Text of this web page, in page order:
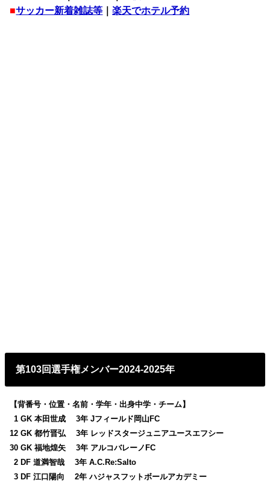
■サッカー新着雑誌等 ｜楽天でホテル予約
第103回選手権メンバー2024-2025年
【背番号・位置・名前・学年・出身中学・チーム】
01 GK 本田世成 3年 Jフィールド岡山FC
12 GK 都竹晋弘 3年 レッドスタージュニアユースエフシー
30 GK 福地煌矢 3年 アルコバレーノFC
02 DF 道満智哉 3年 A.C.Re:Salto
03 DF 江口陽向 2年 ハジャスフットボールアカデミー